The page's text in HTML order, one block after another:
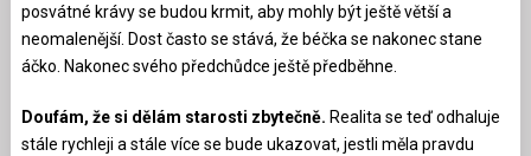
posvátné krávy se budou krmit, aby mohly být ještě větší a
neomalenější. Dost často se stává, že béčka se nakonec stane
áčko. Nakonec svého předchůdce ještě předběhne.
Doufám, že si dělám starosti zbytečně. Realita se teď odhaluje
stále rychleji a stále více se bude ukazovat, jestli měla pravdu